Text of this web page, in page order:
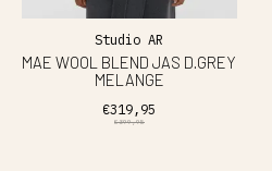
Studio AR
MAE WOOL BLEND JAS D.GREY
MELANGE
€319,95
€399,95